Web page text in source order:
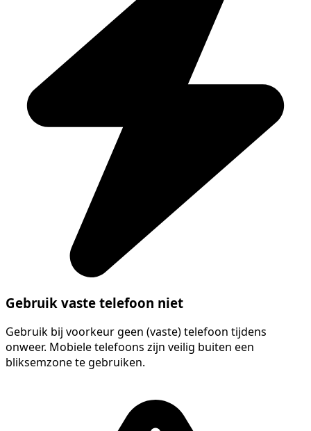
Gebruik vaste telefoon niet
Gebruik bij voorkeur geen (vaste) telefoon tijdens
onweer. Mobiele telefoons zijn veilig buiten een
bliksemzone te gebruiken.